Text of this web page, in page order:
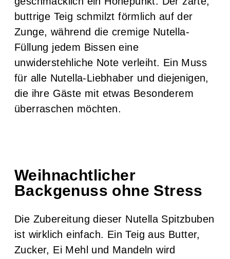
buttrige Teig schmilzt förmlich auf der
Zunge, während die cremige Nutella-
Füllung jedem Bissen eine
unwiderstehliche Note verleiht. Ein Muss
für alle Nutella-Liebhaber und diejenigen,
die ihre Gäste mit etwas Besonderem
überraschen möchten.
Weihnachtlicher
Backgenuss ohne Stress
Die Zubereitung dieser Nutella Spitzbuben
ist wirklich einfach. Ein Teig aus Butter,
Zucker, Ei Mehl und Mandeln wird